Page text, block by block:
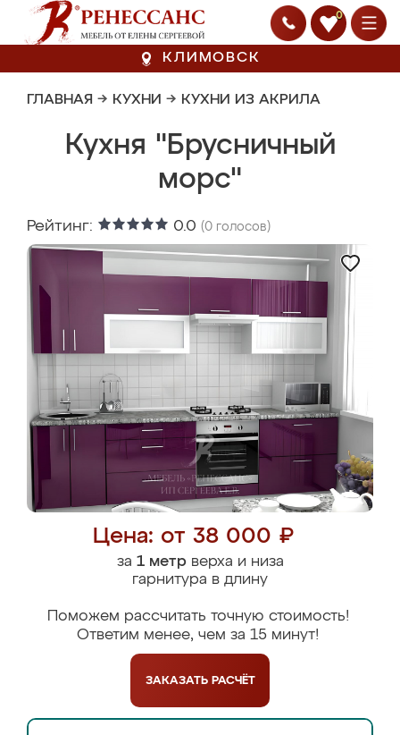
0
КЛИМОВСК
ГЛАВНАЯ → КУХНИ → КУХНИ ИЗ АКРИЛА
Кухня "Брусничный
морс"
Рейтинг: 0.0 (0 голосов)
Цена: от 38 000 ₽
за 1 метрверха и низа
гарнитура в длину
Поможем рассчитать точную стоимость!
Ответим менее, чем за 15 минут!
ЗАКАЗАТЬ РАСЧЁТ